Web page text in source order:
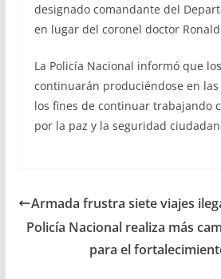
designado comandante del
en lugar del coronel doctor
La Policía Nacional informó que
continuarán produciéndose en
los fines de continuar trabajando
por la paz y la seguridad
Armada frustra siete viajes
Policía Nacional realiza más
para el